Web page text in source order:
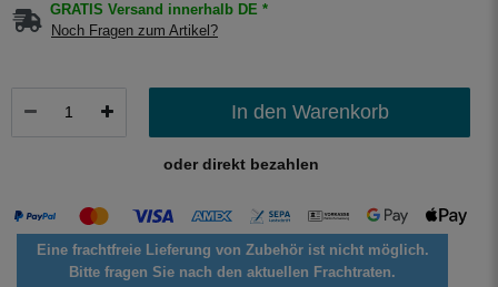
GRATIS Versand innerhalb DE *
Noch Fragen zum Artikel?
In den Warenkorb
oder direkt bezahlen
Eine frachtfreie Lieferung von Zubehör ist nicht möglich.
Bitte fragen Sie nach den aktuellen Frachtraten.